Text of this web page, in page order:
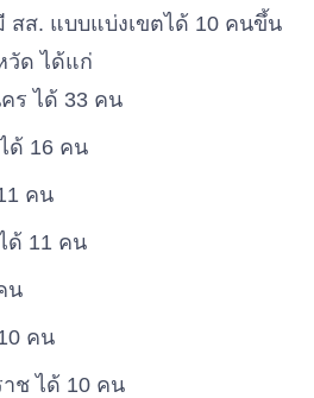
สส. แบบแบ่งเขตได้ 10 คนขึ้น
วัด ได้แก่
ร ได้ 33 คน
ด้ 16 คน
คน
ด้ 11 คน
น
คน
ช ได้ 10 คน